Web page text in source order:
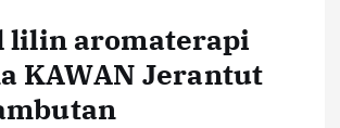
lilin aromaterapi
KAWAN Jerantut